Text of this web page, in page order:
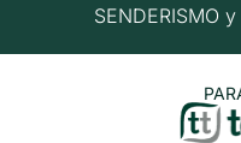
SENDERISMO